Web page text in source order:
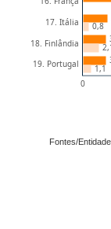
0
17. Itália
18. Finlândia
19. Portugal
0,8
1,1
Fontes/